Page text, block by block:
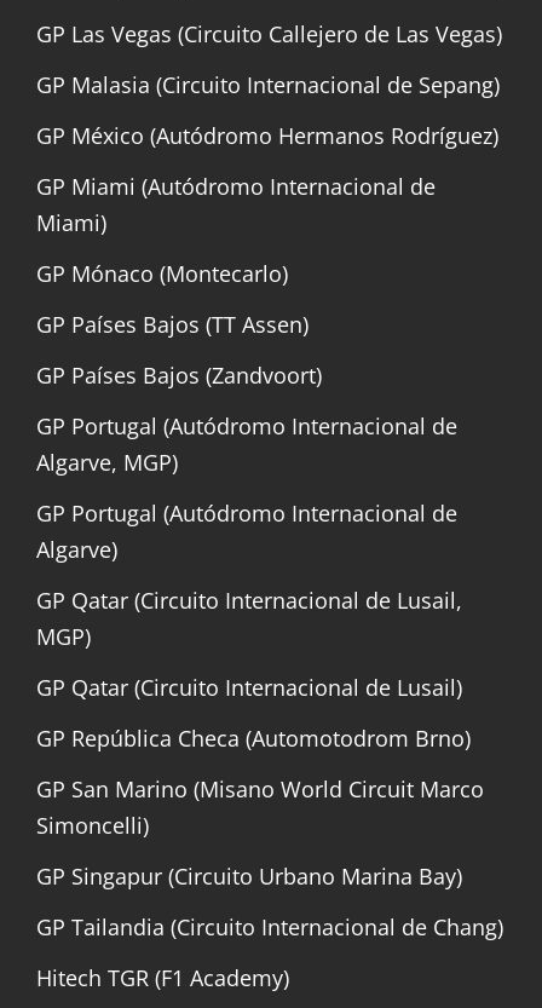
GP Las Vegas (Circuito Callejero de Las Vegas)
GP Malasia (Circuito Internacional de Sepang)
GP México (Autódromo Hermanos Rodríguez)
GP Miami (Autódromo Internacional de
Miami)
GP Mónaco (Montecarlo)
GP Países Bajos (TT Assen)
GP Países Bajos (Zandvoort)
GP Portugal (Autódromo Internacional de
Algarve, MGP)
GP Portugal (Autódromo Internacional de
Algarve)
GP Qatar (Circuito Internacional de Lusail,
MGP)
GP Qatar (Circuito Internacional de Lusail)
GP República Checa (Automotodrom Brno)
GP San Marino (Misano World Circuit Marco
Simoncelli)
GP Singapur (Circuito Urbano Marina Bay)
GP Tailandia (Circuito Internacional de Chang)
Hitech TGR (F1 Academy)